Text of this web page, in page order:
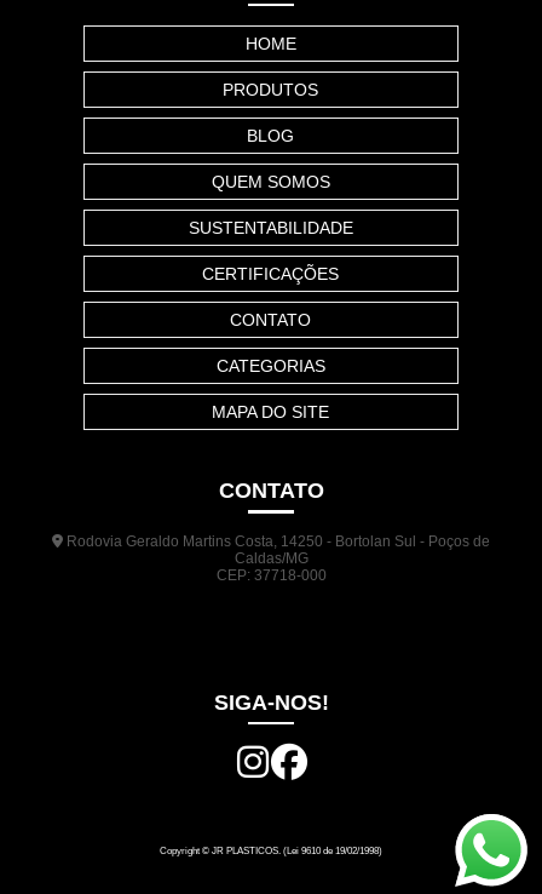
HOME
PRODUTOS
BLOG
QUEM SOMOS
SUSTENTABILIDADE
CERTIFICAÇÕES
CONTATO
CATEGORIAS
MAPA DO SITE
CONTATO
Rodovia Geraldo Martins Costa, 14250 - Bortolan Sul - Poços de
Caldas/MG
CEP: 37718-000
SIGA-NOS!
Copyright © JR PLASTICOS. (Lei 9610 de 19/02/1998)